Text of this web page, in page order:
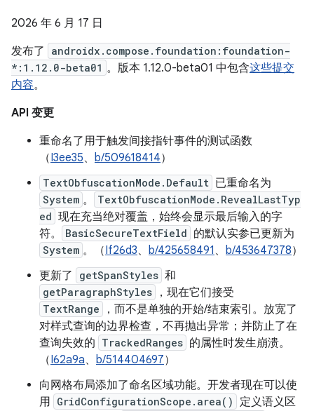
2026 年 6 月 17 日
发布了
androidx.compose.foundation:foundation-
*:1.12.0-beta01 。版本 1.12.0-beta01 中包含这些提交
内容。
API 变更
重命名了用于触发间接指针事件的测试函数
（I3ee35、 b/509618414）
TextObfuscationMode.Default 已重命名为
System 。
TextObfuscationMode.RevealLastTyp
ed 现在充当绝对覆盖，始终会显示最后输入的字
符。
BasicSecureTextField 的默认实参已更新为
System 。（If26d3、 b/425658491 、 b/453647378）
更新了
getSpanStyles 和
getParagraphStyles ，现在它们接受
TextRange
，而不是单独的开始/结束索引。放宽了
对样式查询的边界检查，不再抛出异常；并防止了在
查询失效的 TrackedRanges 的属性时发生崩溃。
（I62a9a、 b/514404697）
向网格布局添加了命名区域功能。开发者现在可以使
用 GridConfigurationScope.area()
定义语义区